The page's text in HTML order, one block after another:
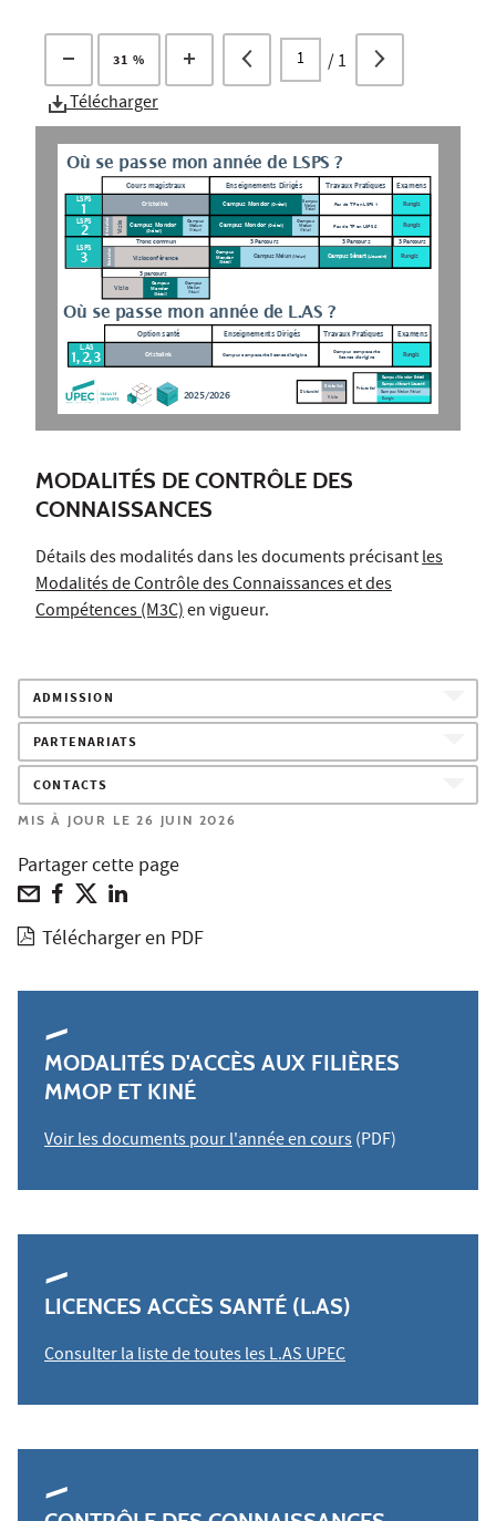
31 % /1
Télécharger
Où se passe mon année de LSPS ?
Où se passe mon année de L.AS ?
2025/2026 Visio
Distanciel
Cristolink
Campus Mondor (Créteil)
Campus Mondor (Créteil)
Campus Mondor (Créteil)
Campus Mondor
(Créteil)
Campus
Mondor
(Créteil)
Campus
Mondor
(Créteil)
Campus Sénart (Lieusaint)
Présentiel
Rungis
Rungis
Rungis
Rungis
Rungis
Campus Melun (Melun)
Campus Sénart (Lieusaint)
LSPS
1
LSPS
2
LSPS
3
Cristolink
Tronc commun
Cours magistraux
L.AS
1, 2, 3 Cristolink
Option santé
3 parcours
Visioconférence
Visio
Visio
Enseignements Dirigés Travaux Pratiques
Enseignements Dirigés Travaux Pratiques
Examens
Examens
Pas de TP en LSPS 1
Campus composante licence d’origine
Campus composante
licence d’origine
Pas de TP en LSPS 2
3 Parcours 3 Parcours 3 Parcours
Cristolink
Cristolink
Campus
Melun
(Melun)
Campus
Melun
(Melun)
Campus Melun (Melun)
Campus
Melun
(Melun)
Campus
Melun
(Melun)
MODALITÉS DE CONTRÔLE DES
CONNAISSANCES
Détails des modalités dans les documents précisantles
Modalités de Contrôle des Connaissances et des
Compétences (M3C)en vigueur.
ADMISSION
PARTENARIATS
CONTACTS
MIS À JOUR LE 26 JUIN 2026
Partager cette page
Télécharger en PDF
MODALITÉS D'ACCÈS AUX FILIÈRES
MMOP ET KINÉ
Voir les documents pour l'année en cours(PDF)
LICENCES ACCÈS SANTÉ (L.AS)
Consulter la liste de toutes les L.AS UPEC